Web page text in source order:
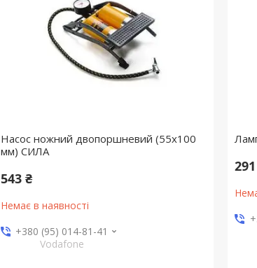
Насос ножний двопоршневий (55х100
мм) СИЛА
543 ₴
Немає в наявності
+380 (95) 014-81-41
Vodafone